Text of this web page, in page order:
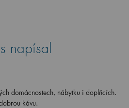
napísal
domácnostech, nábytku i doplňcích.
kávu.